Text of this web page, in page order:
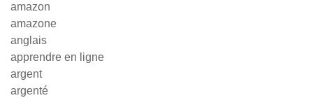
amazon
amazone
anglais
apprendre en ligne
argent
argenté